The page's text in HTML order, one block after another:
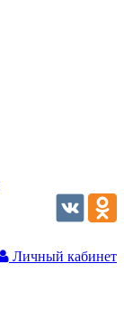
Личный кабинет